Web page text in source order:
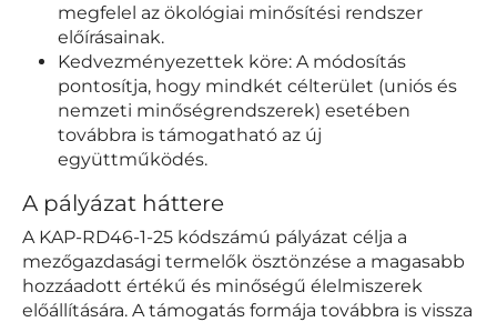
megfelel az ökológiai minősítési rendszer
előírásainak.
Kedvezményezettek köre: A módosítás
pontosítja, hogy mindkét célterület (uniós és
nemzeti minőségrendszerek) esetében
továbbra is támogatható az új
együttműködés.
A pályázat háttere
A KAP-RD46-1-25 kódszámú pályázat célja a
mezőgazdasági termelők ösztönzése a magasabb
hozzáadott értékű és minőségű élelmiszerek
előállítására. A támogatás formája továbbra is vissza